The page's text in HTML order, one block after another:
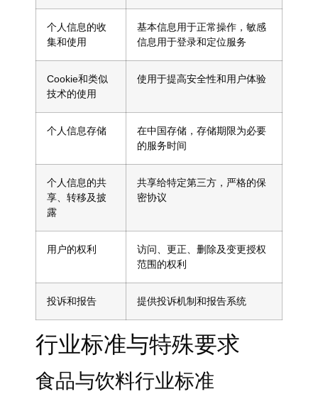
个人信息的收
集和使用
基本信息用于正常操作，敏感
信息用于登录和定位服务
Cookie和类似
技术的使用
使用于提高安全性和用户体验
个人信息存储
在中国存储，存储期限为必要
的服务时间
个人信息的共
享、转移及披
露
共享给特定第三方，严格的保
密协议
用户的权利
访问、更正、删除及变更授权
范围的权利
投诉和报告 提供投诉机制和报告系统
行业标准与特殊要求
食品与饮料行业标准